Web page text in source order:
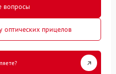
оптических прицелов